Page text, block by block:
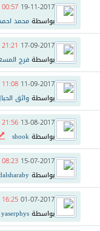
19-11-2017
00:57
بواسطةمحمد
17-09-2017
21:21
بواسطةفرج
11-09-2017
11:08
بواسطةواثق
13-08-2017
21:56
بواسطةshook
15-07-2017
08:23
بواسطة
01-07-2017
16:25
بواسطةyaserphys